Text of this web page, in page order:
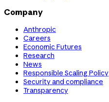
Company
Anthropic
Careers
Economic Futures
Research
News
Responsible Scaling Policy
Security and compliance
Transparency